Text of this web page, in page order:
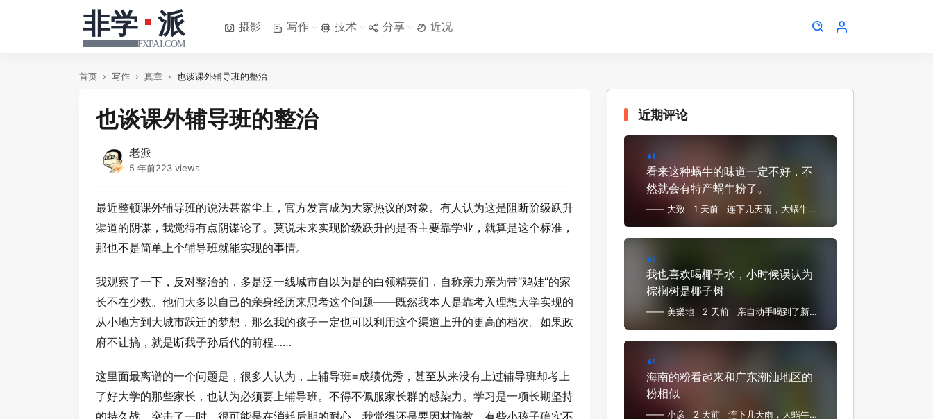
摄影 写作 技术 分享 近况
首页 › 写作 › 真章 › 也谈课外辅导班的整治
也谈课外辅导班的整治
老派
5 年前223 views
最近整顿课外辅导班的说法甚嚣尘上，官方发言成为大家热议的对象。有人认为这是阻断阶级跃升
渠道的阴谋，我觉得有点阴谋论了。莫说未来实现阶级跃升的是否主要靠学业，就算是这个标准，
那也不是简单上个辅导班就能实现的事情。
我观察了一下，反对整治的，多是泛一线城市自以为是的白领精英们，自称亲力亲为带“鸡娃”的家
长不在少数。他们大多以自己的亲身经历来思考这个问题——既然我本人是靠考入理想大学实现的
从小地方到大城市跃迁的梦想，那么我的孩子一定也可以利用这个渠道上升的更高的档次。如果政
府不让搞，就是断我子孙后代的前程……
这里面最离谱的一个问题是，很多人认为，上辅导班=成绩优秀，甚至从来没有上过辅导班却考上
了好大学的那些家长，也认为必须要上辅导班。不得不佩服家长群的感染力。学习是一项长期坚持
的持久战，突击了一时，很可能是在消耗后期的耐心。我觉得还是要因材施教，有些小孩子确实不
近期评论
看来这种蜗牛的味道一定不好，不
然就会有特产蜗牛粉了。
—— 大致 1 天前
我也喜欢喝椰子水，小时候误认为
棕榈树是椰子树
—— 美樂地 2 天前
海南的粉看起来和广东潮汕地区的
粉相似
—— 小彦 2 天前